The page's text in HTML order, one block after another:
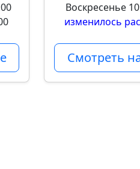
Воскресенье
изменилось
Смотреть